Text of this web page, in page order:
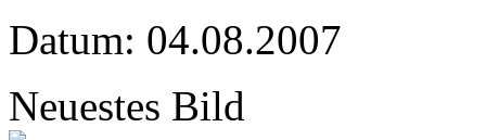
Datum: 04.08.2007
Neuestes Bild